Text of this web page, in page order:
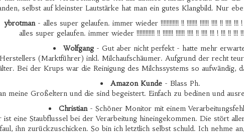
selbst auf kleinster Lautstärke hat man ein gutes Klangbild. Nur
ybrotman- alles super gelaufen. immer wieder !!!!!!!!!!!! !! !!!!!!! !!!!!! !!!! !! !!!! !!! !
alles super gelaufen. immer wieder !!!!!!!!!!!! !! !!!!!!! !!!!!! !!!! !! !!!! !!! ! !!! !! !!! !!!
Wolfgang- Gut aber nicht perfekt - hatte mehr
(Marktführer) inkl. Milchaufschäumer. Aufgrund der recht
Bei der Krups war die Reinigung des Milchssystems so aufwändig,
Amazon Kunde- Blass Ph.
meine Großeltern und die sind begeistert. Einfach zu bedinen und
Christian- Schöner Monitor mit einem
eine Staubflussel bei der Verarbeitung hineingekommen. Die stört
ihn zurückzuschicken. So bin ich letztlich selbst schuld. Ich nehme